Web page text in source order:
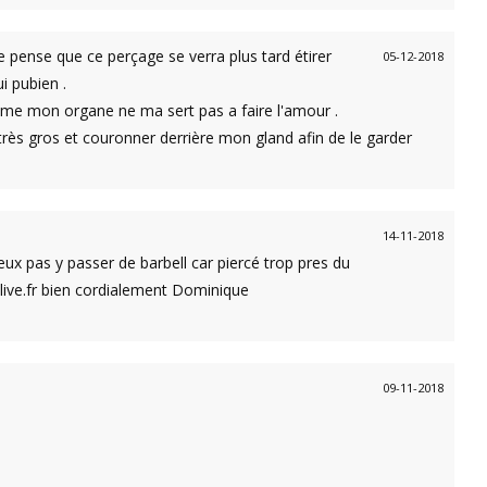
05-12-2018
que ce perçage se verra plus tard étirer
pubien .
mon organe ne ma sert pas a faire l'amour .
gros et couronner derrière mon gland afin de le garder
14-11-2018
pas y passer de barbell car piercé trop pres du
bien cordialement Dominique
09-11-2018